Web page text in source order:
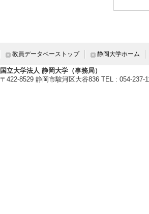
教員データベーストップ 静岡大学ホーム
国立大学法人 静岡大学（事務局）
〒422-8529 静岡市駿河区大谷836 TEL : 054-237-